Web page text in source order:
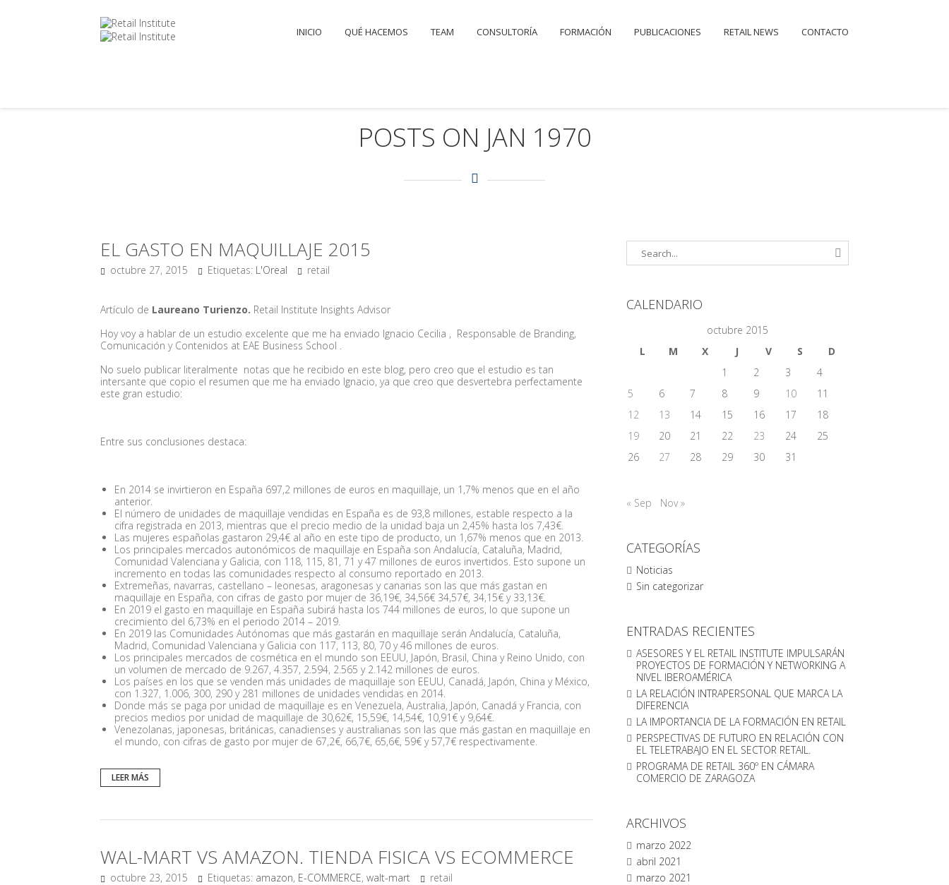
INICIO QUÉ HACEMOS TEAM CONSULTORÍA FORMACIÓN PUBLICACIONES RETAIL NEWS CONTACTO
POSTS ON JAN 1970
EL GASTO EN MAQUILLAJE 2015
octubre 27, 2015 Etiquetas: L'Oreal retail
Artículo de Laureano Turienzo. Retail Institute Insights Advisor
Hoy voy a hablar de un estudio excelente que me ha enviado Ignacio Cecilia , Responsable de Branding,
Comunicación y Contenidos at EAE Business School
No suelo publicar literalmente notas que he recibido en este blog, pero creo que el estudio es tan
intersante que copio el resumen que me ha enviado Ignacio, ya que creo que desvertebra perfectamente
este gran estudio:
Entre sus conclusiones destaca:
En 2014 se invirtieron en España 697,2 millones de euros en maquillaje, un 1,7% menos que en el año
anterior.
El número de unidades de maquillaje vendidas en España es de 93,8 millones, estable respecto a la
cifra registrada en 2013, mientras que el precio medio de la unidad baja un 2,45% hasta los 7,43€.
Las mujeres españolas gastaron 29,4€ al año en este tipo de producto, un 1,67% menos que en 2013.
Los principales mercados autonómicos de maquillaje en España son Andalucía, Cataluña, Madrid,
Comunidad Valenciana y Galicia, con 118, 115, 81, 71 y 47 millones de euros invertidos. Esto supone un
incremento en todas las comunidades respecto al consumo reportado en 2013.
Extremeñas, navarras, castellano – leonesas, aragonesas y canarias son las que más gastan en
maquillaje en España, con cifras de gasto por mujer de 36,19€, 34,56€ 34,57€, 34,15€ y 33,13€.
En 2019 el gasto en maquillaje en España subirá hasta los 744 millones de euros, lo que supone un
crecimiento del 6,73% en el periodo 2014 – 2019.
En 2019 las Comunidades Autónomas que más gastarán en maquillaje serán Andalucía, Cataluña,
Madrid, Comunidad Valenciana y Galicia con 117, 113, 80, 70 y 46 millones de euros.
Los principales mercados de cosmética en el mundo son EEUU, Japón, Brasil, China y Reino Unido, con
un volumen de mercado de 9.267, 4.357, 2.594, 2.565 y 2.142 millones de euros.
Los países en los que se venden más unidades de maquillaje son EEUU, Canadá, Japón, China y México,
con 1.327, 1.006, 300, 290 y 281 millones de unidades vendidas en 2014.
Donde más se paga por unidad de maquillaje es en Venezuela, Australia, Japón, Canadá y Francia, con
precios medios por unidad de maquillaje de 30,62€, 15,59€, 14,54€, 10,91€ y 9,64€.
Venezolanas, japonesas, británicas, canadienses y australianas son las que más gastan en maquillaje en
el mundo, con cifras de gasto por mujer de 67,2€, 66,7€, 65,6€, 59€ y 57,7€ respectivamente.
LEER MÁS
WAL-MART VS AMAZON. TIENDA FISICA VS ECOMMERCE
octubre 23, 2015 Etiquetas: amazon, E-COMMERCE, walt-mart retail
CALENDARIO
octubre 2015
L
M X J V S
D
1
2 3
4
5
6 7 8 9 10
11
12
13 14 15 16 17
18
19
20 21 22 23 24
25
26
27 28 29 30 31
« Sep Nov »
CATEGORÍAS
Noticias
Sin categorizar
ENTRADAS RECIENTES
ASESORES Y EL RETAIL INSTITUTE IMPULSARÁN
PROYECTOS DE FORMACIÓN Y NETWORKING A
NIVEL IBEROAMÉRICA
LA RELACIÓN INTRAPERSONAL QUE MARCA LA
DIFERENCIA
LA IMPORTANCIA DE LA FORMACIÓN EN RETAIL
PERSPECTIVAS DE FUTURO EN RELACIÓN CON
EL TELETRABAJO EN EL SECTOR RETAIL.
PROGRAMA DE RETAIL 360º EN CÁMARA
COMERCIO DE ZARAGOZA
ARCHIVOS
marzo 2022
abril 2021
marzo 2021